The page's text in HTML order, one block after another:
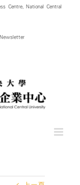
Centre, National Central
Newsletter